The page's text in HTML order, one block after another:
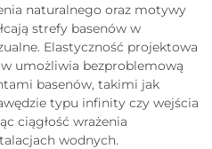
naturalnego oraz motywy
strefy basenów w
Elastyczność projektowa
umożliwia bezproblemową
basenów, takimi jak
typu infinity czy wejścia
ciągłość wrażenia
wodnych.